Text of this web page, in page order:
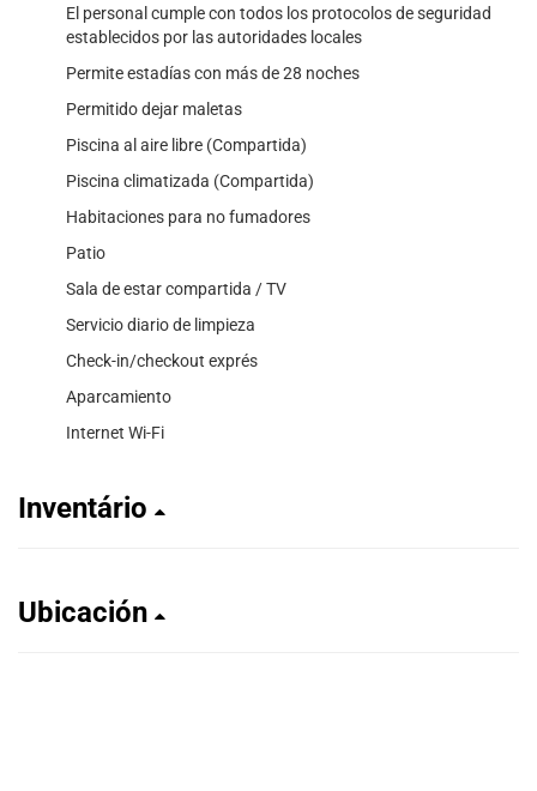
El personal cumple con todos los protocolos de seguridad
establecidos por las autoridades locales
Permite estadías con más de 28 noches
Permitido dejar maletas
Piscina al aire libre (Compartida)
Piscina climatizada (Compartida)
Habitaciones para no fumadores
Patio
Sala de estar compartida / TV
Servicio diario de limpieza
Check-in/checkout exprés
Aparcamiento
Internet Wi-Fi
Inventário
Ubicación